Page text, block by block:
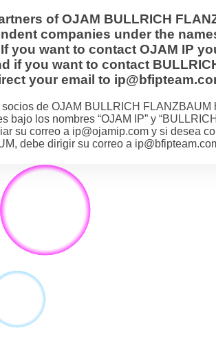
of OJAM BULLRICH
companies under the
you want to contact OJAM IP
if you want to contact
your email to
de OJAM BULLRICH FLANZBAUM
bajo los nombres “OJAM IP” y
su correo a ip@ojamip.com y si desea
debe dirigir su correo a